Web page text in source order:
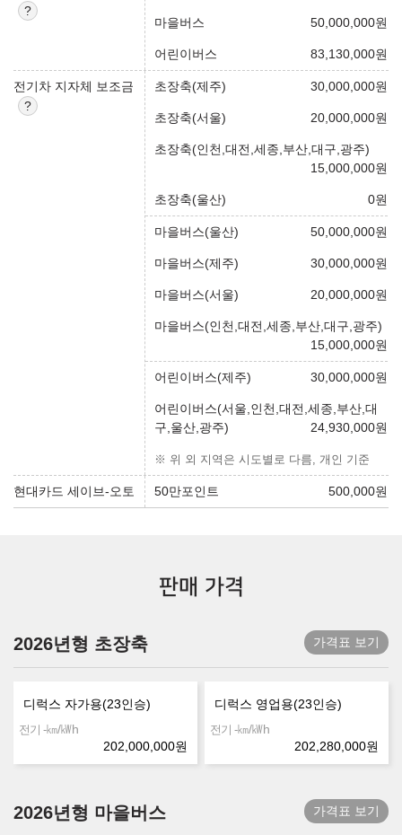
마을버스 50,000,000원
어린이버스 83,130,000원
전기차 지자체 보조금 초장축(제주) 30,000,000원
초장축(서울) 20,000,000원
초장축(인천,대전,세종,부산,대구,광주)
15,000,000원
초장축(울산) 0원
마을버스(울산) 50,000,000원
마을버스(제주) 30,000,000원
마을버스(서울) 20,000,000원
마을버스(인천,대전,세종,부산,대구,광주)
15,000,000원
어린이버스(제주) 30,000,000원
어린이버스(서울,인천,대전,세종,부산,대
구,울산,광주)
24,930,000원
※ 위 외 지역은 시도별로 다름, 개인 기준
현대카드 세이브-오토 50만포인트 500,000원
판매 가격
2026년형 초장축 가격표 보기
디럭스 자가용(23인승)
전기 -㎞/㎾h
202,000,000원
디럭스 영업용(23인승)
전기 -㎞/㎾h
202,280,000원
2026년형 마을버스 가격표 보기